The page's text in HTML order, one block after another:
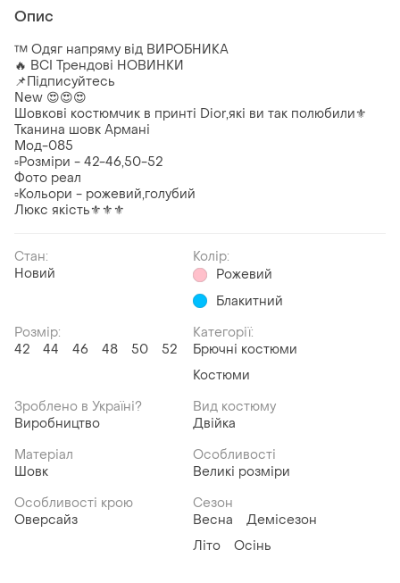
Опис
™️ Одяг напряму від ВИРОБНИКА
🔥 ВСІ Трендові НОВИНКИ
📌Підписуйтесь
New 😍😍😍
Шовкові костюмчик в принті Dior,які ви так полюбили⚜️
Тканина шовк Армані
Мод-085
▫️Розміри - 42-46,50-52
Фото реал
▫️Кольори - рожевий,голубий
Люкс якість⚜️⚜️⚜️
Стан:
Новий
Колір:
Рожевий
Блакитний
Розмір:
42
44 46 48 50 52
Категорії:
Брючні костюми
Костюми
Зроблено в Україні?
Виробництво
Вид костюму
Двійка
Матеріал
Шовк
Особливості
Великі розміри
Особливості крою
Оверсайз
Сезон
Весна
Демісезон
Літо
Осінь